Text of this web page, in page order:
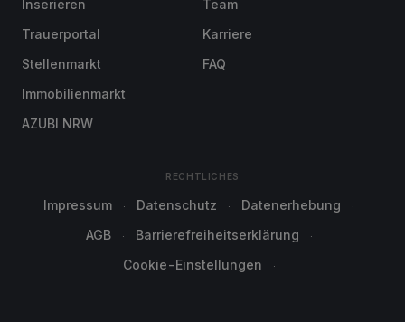
Inserieren
Trauerportal
Stellenmarkt
Immobilienmarkt
AZUBI NRW
Team
Karriere
FAQ
RECHTLICHES
Impressum Datenschutz
Datenerhebung
AGB
Barrierefreiheitserklärung
Cookie-Einstellungen